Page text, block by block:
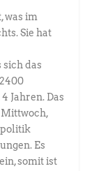
was im
Sie hat
sich das
Jahren. Das
Mittwoch,
Es
somit ist